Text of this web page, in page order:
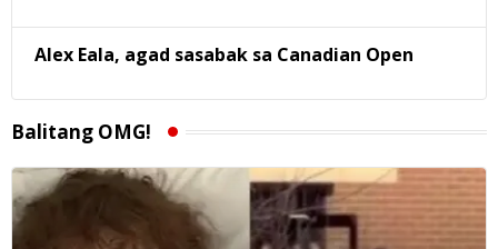
Alex Eala, agad sasabak sa Canadian Open
Balitang OMG!